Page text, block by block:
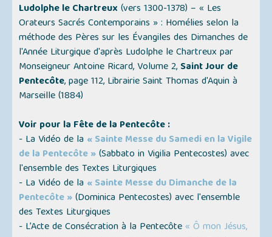
Ludolphe le Chartreux (vers 1300-1378) –« Les
Orateurs Sacrés Contemporains »: Homélies selon la
méthode des Pères sur les Évangiles des Dimanches de
l'Année Liturgique d'après Ludolphe le Chartreux par
Monseigneur Antoine Ricard, Volume 2, Saint Jour de
Pentecôte, page 112, Librairie Saint Thomas d'Aquin à
Marseille (1884)
Voir pour la Fête de la Pentecôte :
- La Vidéo de la « Sainte Messe du Samedi en la Vigile
de la Pentecôte »(Sabbato in Vigilia Pentecostes)avec
l'ensemble des Textes Liturgiques
- La Vidéo de la « Sainte Messe du Dimanche de la
Pentecôte »(Dominica Pentecostes) avec l'ensemble
des Textes Liturgiques
- L’Acte de Consécration à la Pentecôte « Ô mon Jésus,